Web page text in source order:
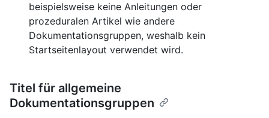
beispielsweise keine Anleitungen oder
prozeduralen Artikel wie andere
Dokumentationsgruppen, weshalb kein
Startseitenlayout verwendet wird.
Titel für allgemeine
Dokumentationsgruppen